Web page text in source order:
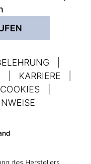
KARRIERE
COOKIES